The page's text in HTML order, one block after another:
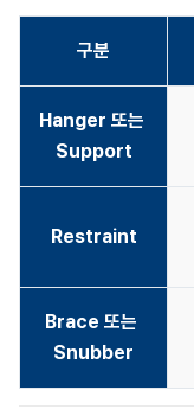
구분
Hanger 또는
Support
Restraint
Brace 또는
Snubber